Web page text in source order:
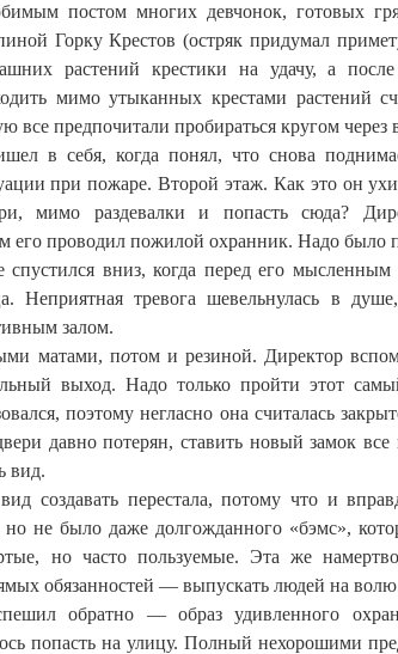
постом многих девчонок, готовых
Горку Крестов (остряк придумал
растений крестики на удачу, а
мимо утыканных крестами растений
все предпочитали пробираться кругом через
в себя, когда понял, что снова
при пожаре. Второй этаж. Как это он
мимо раздевалки и попасть сюда?
его проводил пожилой охранник. Надо было
спустился вниз, когда перед его
Неприятная тревога шевельнулась в
залом.
матами, потом и резиной. Директор
выход. Надо только пройти этот
поэтому негласно она считалась
давно потерян, ставить новый замок
вид.
создавать перестала, потому что и
но не было даже долгожданного «бэмс»,
но часто пользуемые. Эта же
обязанностей — выпускать людей на
обратно — образ удивленного
попасть на улицу. Полный нехорошими